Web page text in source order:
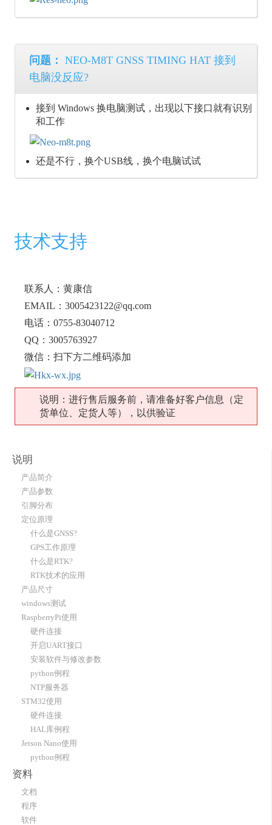
问题： NEO-M8T GNSS TIMING HAT 接到
电脑没反应?
接到 Windows 换电脑测试，出现以下接口就有识别
和工作
还是不行，换个USB线，换个电脑试试
技术支持
联系人：黄康信
EMAIL：3005423122@qq.com
电话：0755-83040712
QQ：3005763927
微信：扫下方二维码添加
说明：进行售后服务前，请准备好客户信息（定
货单位、定货人等），以供验证
说明
产品简介
产品参数
引脚分布
定位原理
什么是GNSS?
GPS工作原理
什么是RTK?
RTK技术的应用
产品尺寸
windows测试
RaspberryPi使用
硬件连接
开启UART接口
安装软件与修改参数
python例程
NTP服务器
STM32使用
硬件连接
HAL库例程
Jetson Nano使用
python例程
资料
文档
程序
软件